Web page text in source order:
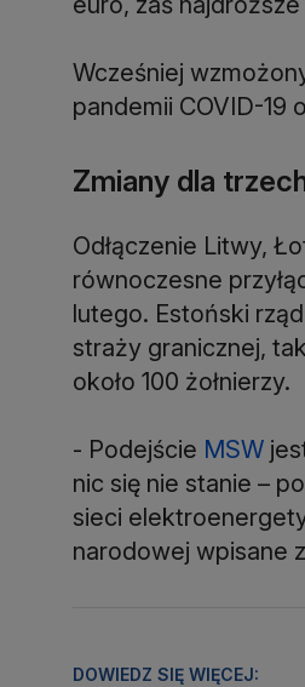
Wcześniej
pandemii COVID-19
Zmiany dla
Odłączenie Litwy,
równoczesne
lutego. Estoński
straży granicznej,
około 100 żołnierzy.
- Podejście MSW
nic się nie stanie –
sieci
narodowej wpisane
DOWIEDZ SIĘ WIĘCEJ: